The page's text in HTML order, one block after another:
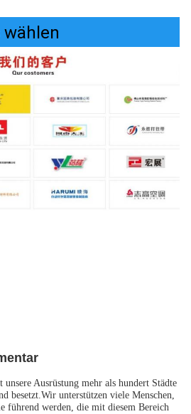
wählen
unsere Ausrüstung mehr als hundert Städte
besetzt.Wir unterstützen viele Menschen,
führend werden, die mit diesem Bereich